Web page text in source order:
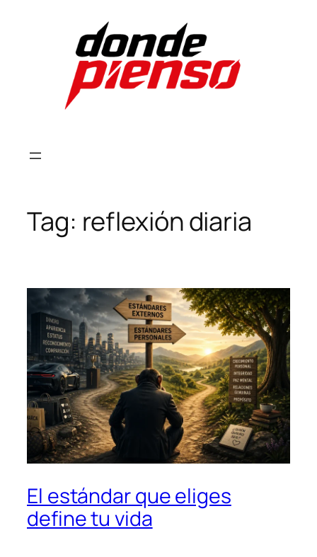
Tag: reflexión diaria
El estándar que eliges
define tu vida